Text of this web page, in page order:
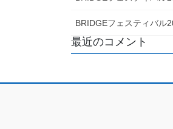
BRIDGEフェスティバル
最近のコメント